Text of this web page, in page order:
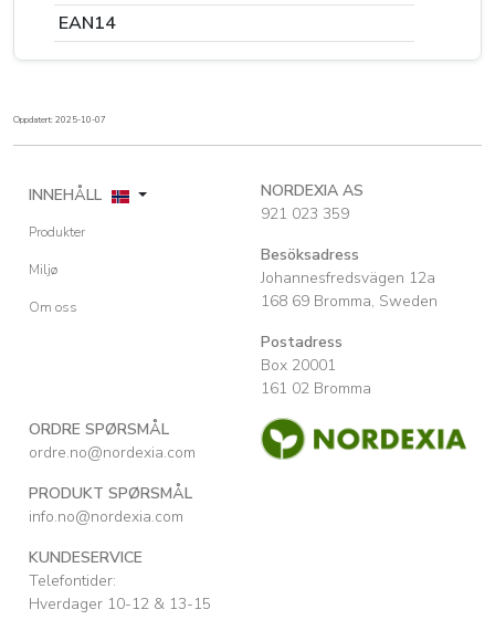
EAN14
Oppdatert: 2025-10-07
INNEHÅLL
Produkter
Miljø
Om oss
NORDEXIA AS
921 023 359
Besöksadress
Johannesfredsvägen 12a
168 69 Bromma, Sweden
Postadress
Box 20001
161 02 Bromma
ORDRE SPØRSMÅL
ordre.no@nordexia.com
PRODUKT SPØRSMÅL
info.no@nordexia.com
KUNDESERVICE
Telefontider:
Hverdager 10-12 & 13-15